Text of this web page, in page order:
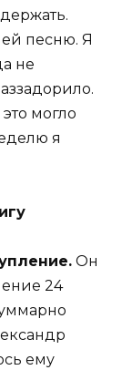
песню. Я
не
могло
я
Он
24
ему